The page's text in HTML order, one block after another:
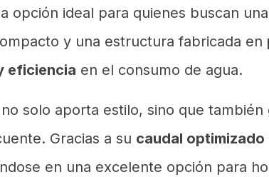
opción ideal para quienes buscan
y una estructura fabricada en
eficiencia en el consumo de agua.
no solo aporta estilo, sino que también
Gracias a su caudal optimizado
en una excelente opción para